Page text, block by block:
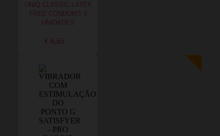
UNIQ CLASSIC LATEX
FREE CONDOMS 3
UNIDADES
€ 6,65